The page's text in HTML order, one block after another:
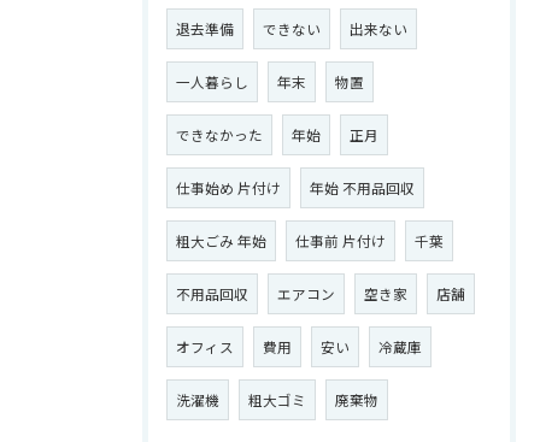
退去準備 できない 出来ない
一人暮らし 年末 物置
できなかった 年始 正月
仕事始め 片付け 年始 不用品回収
粗大ごみ 年始 仕事前 片付け 千葉
不用品回収 エアコン 空き家 店舗
オフィス 費用 安い 冷蔵庫
洗濯機 粗大ゴミ 廃棄物